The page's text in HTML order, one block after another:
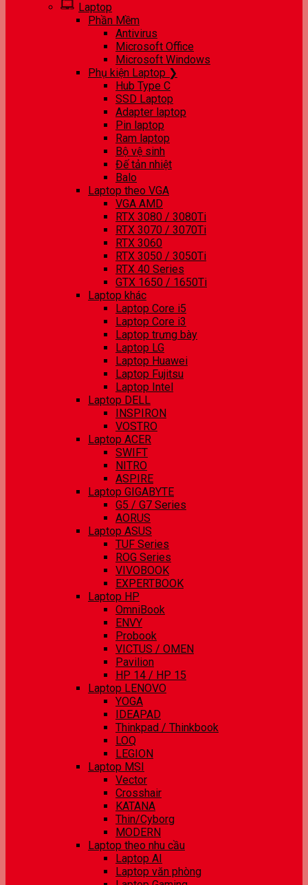
Laptop
Phần Mềm
Antivirus
Microsoft Office
Microsoft Windows
Phụ kiện Laptop ❯
Hub Type C
SSD Laptop
Adapter laptop
Pin laptop
Ram laptop
Bộ vệ sinh
Đế tản nhiệt
Balo
Laptop theo VGA
VGA AMD
RTX 3080 / 3080Ti
RTX 3070 / 3070Ti
RTX 3060
RTX 3050 / 3050Ti
RTX 40 Series
GTX 1650 / 1650Ti
Laptop khác
Laptop Core i5
Laptop Core i3
Laptop trưng bày
Laptop LG
Laptop Huawei
Laptop Fujitsu
Laptop Intel
Laptop DELL
INSPIRON
VOSTRO
Laptop ACER
SWIFT
NITRO
ASPIRE
Laptop GIGABYTE
G5 / G7 Series
AORUS
Laptop ASUS
TUF Series
ROG Series
VIVOBOOK
EXPERTBOOK
Laptop HP
OmniBook
ENVY
Probook
VICTUS / OMEN
Pavilion
HP 14 / HP 15
Laptop LENOVO
YOGA
IDEAPAD
Thinkpad / Thinkbook
LOQ
LEGION
Laptop MSI
Vector
Crosshair
KATANA
Thin/Cyborg
MODERN
Laptop theo nhu cầu
Laptop AI
Laptop văn phòng